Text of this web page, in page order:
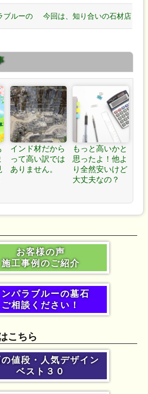
ブルーの 今回は、知り合いの石材店
インド材だから
って高い訳では
ありません。
もっと高いかと
思ったよ！他よ
り全然安いけど
大丈夫なの？
お客様の声
施工事例のご紹介
パラブルーの墓石
ご相談ください！
こちら
値段・人気デザイン
ベスト３０